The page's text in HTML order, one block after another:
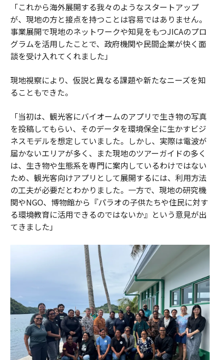
「これから海外展開する我々のようなスタートアップ
が、現地の方と接点を持つことは容易ではありません。
事業展開で現地のネットワークや知見をもつJICAのプロ
グラムを活用したことで、政府機関や民間企業が快く面
談を受け入れてくれました」
現地視察により、仮説と異なる課題や新たなニーズを知
ることもできた。
「当初は、観光客にバイオームのアプリで生き物の写真
を投稿してもらい、そのデータを環境保全に生かすビジ
ネスモデルを想定していました。しかし、実際は電波が
届かないエリアが多く、また現地のツアーガイドの多く
は、生き物や生態系を専門に案内しているわけではない
ため、観光客向けアプリとして展開するには、利用方法
の工夫が必要だとわかりました。一方で、現地の研究機
関やNGO、博物館から『パラオの子供たちや住民に対す
る環境教育に活用できるのではないか』という意見が出
てきました」